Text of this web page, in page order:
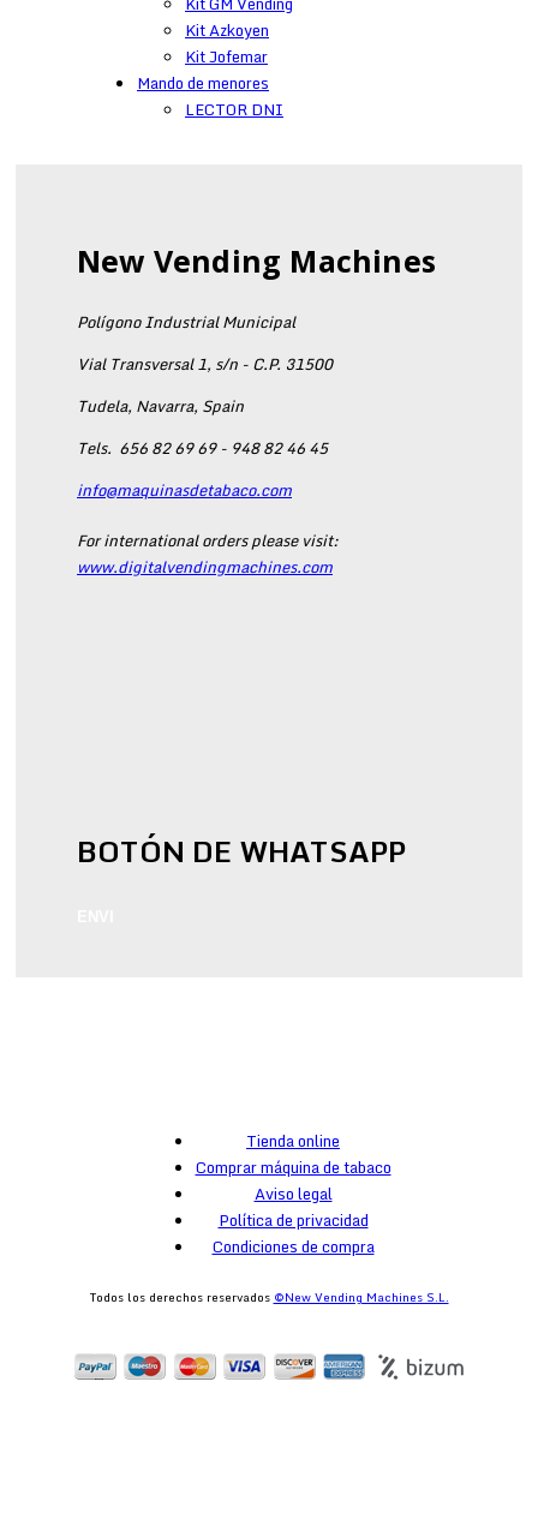
Kit Azkoyen
Kit Jofemar
Mando de menores
LECTOR DNI
New Vending Machines
Polígono Industrial Municipal
Vial Transversal 1, s/n - C.P. 31500
Tudela, Navarra, Spain
Tels. 656 82 69 69 - 948 82 46 45
info@maquinasdetabaco.com
For international orders please visit:
www.digitalvendingmachines.com
BOTÓN DE WHATSAPP
Tienda online
Comprar máquina de tabaco
Aviso legal
Política de privacidad
Condiciones de compra
Todos los derechos reservados ©New Vending Machines S.L.